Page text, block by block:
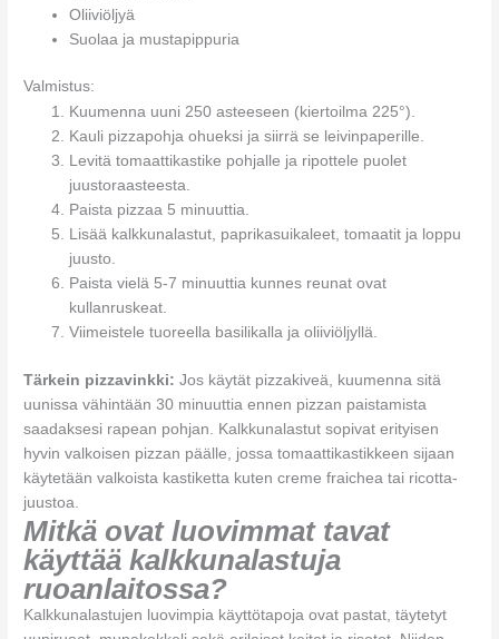
Oliiviöljyä
Suolaa ja mustapippuria
Valmistus:
Kuumenna uuni 250 asteeseen (kiertoilma 225°).
Kauli pizzapohja ohueksi ja siirrä se leivinpaperille.
Levitä tomaattikastike pohjalle ja ripottele puolet
juustoraasteesta.
Paista pizzaa 5 minuuttia.
Lisää kalkkunalastut, paprikasuikaleet, tomaatit ja loppu
juusto.
Paista vielä 5-7 minuuttia kunnes reunat ovat
kullanruskeat.
Viimeistele tuoreella basilikalla ja oliiviöljyllä.
Tärkein pizzavinkki: Jos käytät pizzakiveä, kuumenna sitä
uunissa vähintään 30 minuuttia ennen pizzan paistamista
saadaksesi rapean pohjan. Kalkkunalastut sopivat erityisen
hyvin valkoisen pizzan päälle, jossa tomaattikastikkeen sijaan
käytetään valkoista kastiketta kuten creme fraichea tai ricotta-
juustoa.
Mitkä ovat luovimmat tavat
käyttää kalkkunalastuja
ruoanlaitossa?
Kalkkunalastujen luovimpia käyttötapoja ovat pastat, täytetyt